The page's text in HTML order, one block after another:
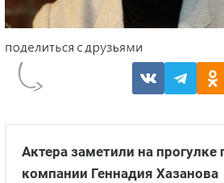
Актера заметили на прогулке
компании Геннадия Хазанова